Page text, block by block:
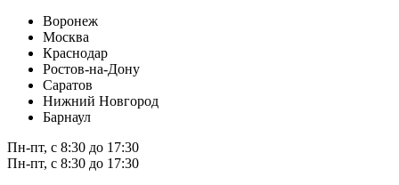
Воронеж
Москва
Краснодар
Ростов-на-Дону
Саратов
Нижний Новгород
Барнаул
Пн-пт, с 8:30 до 17:30
Пн-пт, с 8:30 до 17:30